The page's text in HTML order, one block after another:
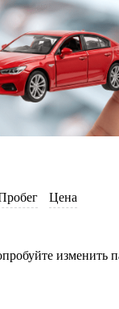
Цена
изменить